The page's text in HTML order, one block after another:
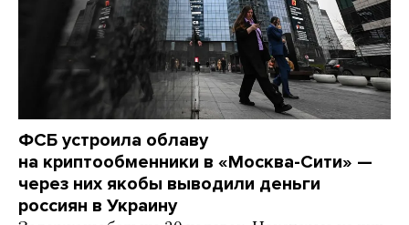
ФСБ устроила облаву
на криптообменники в «Москва-Сити» —
через них якобы выводили деньги
россиян в Украину